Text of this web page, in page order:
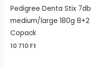
Pedigree Denta Stix 7db
medium/large 180g 8+2
Copack
10 710 Ft